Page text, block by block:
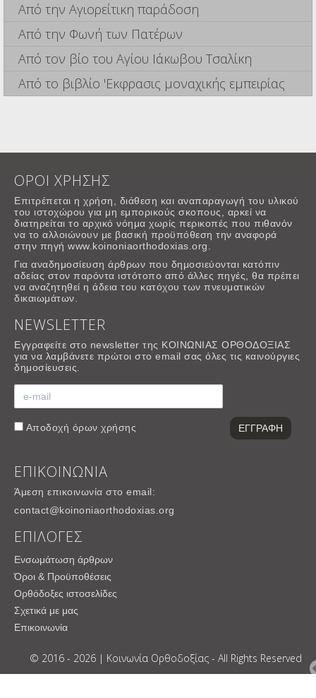
Από την Αγιορείτικη παράδοση
Από την Φωνή των Πατέρων
Από τον βίο του Αγίου Ιάκωβου Τσαλίκη
Από το βιβλίο 'Εκφρασις μοναχικής εμπειρίας
ΟΡΟΙ ΧΡΗΣΗΣ
Επιτρέπεται η χρήση, διάθεση και αναπαραγωγή του υλικού
του ιστοχώρου για μη εμπορικούς σκοπους, αρκεί να
διατηρείται το αρχικό νόημα χωρίς περικοπές που πιθανόν
να το αλλοιώνουν με βασική προϋπόθεση την αναφορά
στην πηγή www.koinoniaorthodoxias.org.
Για αναδημοσίευση άρθρων που δημοσιεύονται κατόπιν
αδείας στον παρόντα ιστότοπο από άλλες πηγές, θα πρέπει
να αναζητηθεί η άδεια του κατόχου των πνευματικών
δικαιωμάτων.
NEWSLETTER
Εγγραφείτε στο newsletter της ΚΟΙΝΩΝΙΑΣ ΟΡΘΟΔΟΞΙΑΣ
για να λαμβάνετε πρώτοι στο email σας όλες τις καινούργιες
δημοσίευσεις.
Αποδοχή όρων χρήσης
ΕΠΙΚΟΙΝΩΝΙΑ
Άμεση επικοινωνία στο email:
contact@koinoniaorthodoxias.org
ΕΠΙΛΟΓΕΣ
Ενσωμάτωση άρθρων
Όροι & Προϋποθέσεις
Ορθόδοξες ιστοσελίδες
Σχετικά με μας
Επικοινωνία
© 2016 - 2026 | Κοινωνία Ορθοδοξίας - All Rights Reserved